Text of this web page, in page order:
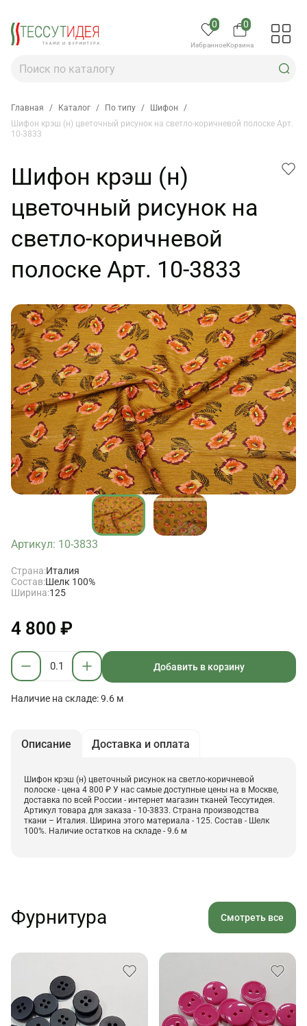
0
Избранное
0
Корзина
Главная / Каталог / По типу / Шифон
/
Шифон крэш (н) цветочный рисунок на светло-коричневой полоске Арт.
10-3833
Шифон крэш (н)
цветочный рисунок на
светло-коричневой
полоске Арт. 10-3833
Артикул: 10-3833
Страна:Италия
Состав:Шелк 100%
Ширина:125
4 800 ₽
Добавить в корзину
Наличие на складе: 9.6 м
Описание Доставка и оплата
Шифон крэш (н) цветочный рисунок на светло-коричневой
полоске - цена 4 800 ₽ У нас самые доступные цены на в Москве,
доставка по всей России - интернет магазин тканей Тессутидея.
Артикул товара для заказа - 10-3833. Страна производства
ткани – Италия. Ширина этого материала - 125. Состав - Шелк
100%. Наличие остатков на складе - 9.6 м
Фурнитура Смотреть все